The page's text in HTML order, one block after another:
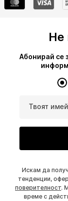
Не
Абонирай се
Твоят
Искам да
тенденции,
поверителност.
време с